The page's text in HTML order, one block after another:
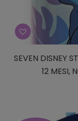
SEVEN DISNEY
12 MESI,